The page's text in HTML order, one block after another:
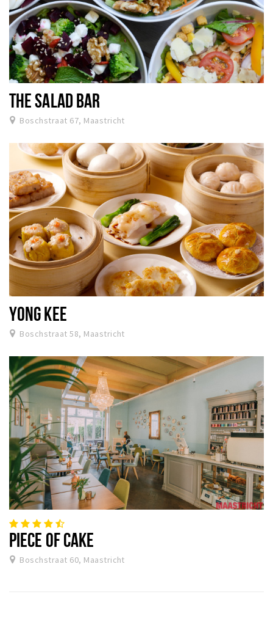
THE SALAD BAR
Boschstraat 67, Maastricht
YONG KEE
Boschstraat 58, Maastricht
PIECE OF CAKE
Boschstraat 60, Maastricht